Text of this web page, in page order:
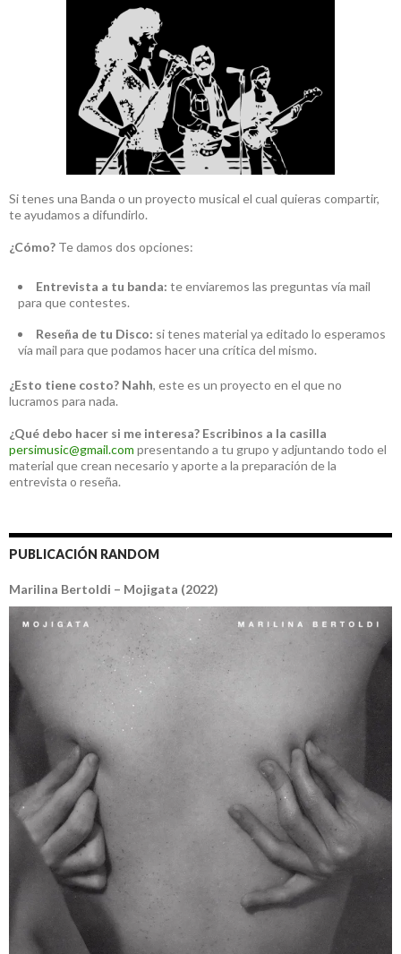
Si tenes una Banda o un proyecto musical el cual quieras compartir,
te ayudamos a difundirlo.
¿Cómo? Te damos dos opciones:
Entrevista a tu banda: te enviaremos las preguntas vía mail
para que contestes.
Reseña de tu Disco: si tenes material ya editado lo esperamos
vía mail para que podamos hacer una crítica del mismo.
¿Esto tiene costo? Nahh, este es un proyecto en el que no
lucramos para nada.
¿Qué debo hacer si me interesa? Escribinos a la casilla
persimusic@gmail.com presentando a tu grupo y adjuntando todo el
material que crean necesario y aporte a la preparación de la
entrevista o reseña.
PUBLICACIÓN RANDOM
Marilina Bertoldi – Mojigata (2022)